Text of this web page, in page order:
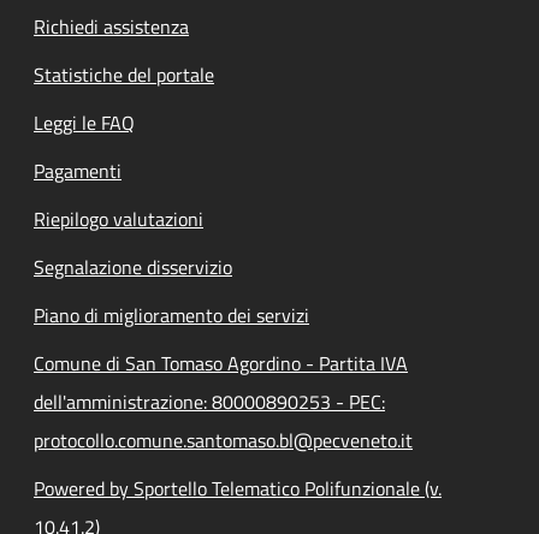
Richiedi assistenza
Statistiche del portale
Leggi le FAQ
Pagamenti
Riepilogo valutazioni
Segnalazione disservizio
Piano di miglioramento dei servizi
Comune di San Tomaso Agordino - Partita IVA
dell'amministrazione: 80000890253 - PEC:
protocollo.comune.santomaso.bl@pecveneto.it
Powered by Sportello Telematico Polifunzionale (v.
10.41.2)